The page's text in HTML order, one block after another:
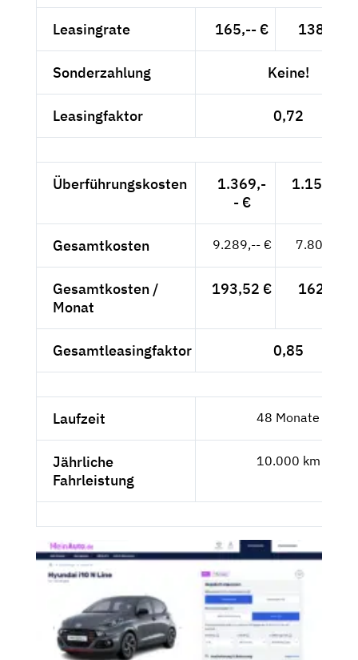
Leasingrate 165,-- € 138,66 €
Sonderzahlung Keine!
Leasingfaktor 0,72
Überführungskosten
1.369,-
- €
1.150,42
Gesamtkosten 9.289,-- € 7.805,88
Gesamtkosten /
Monat
193,52 € 162,62 €
Gesamtleasingfaktor 0,85
Laufzeit 48 Monate
Jährliche
Fahrleistung
10.000 km